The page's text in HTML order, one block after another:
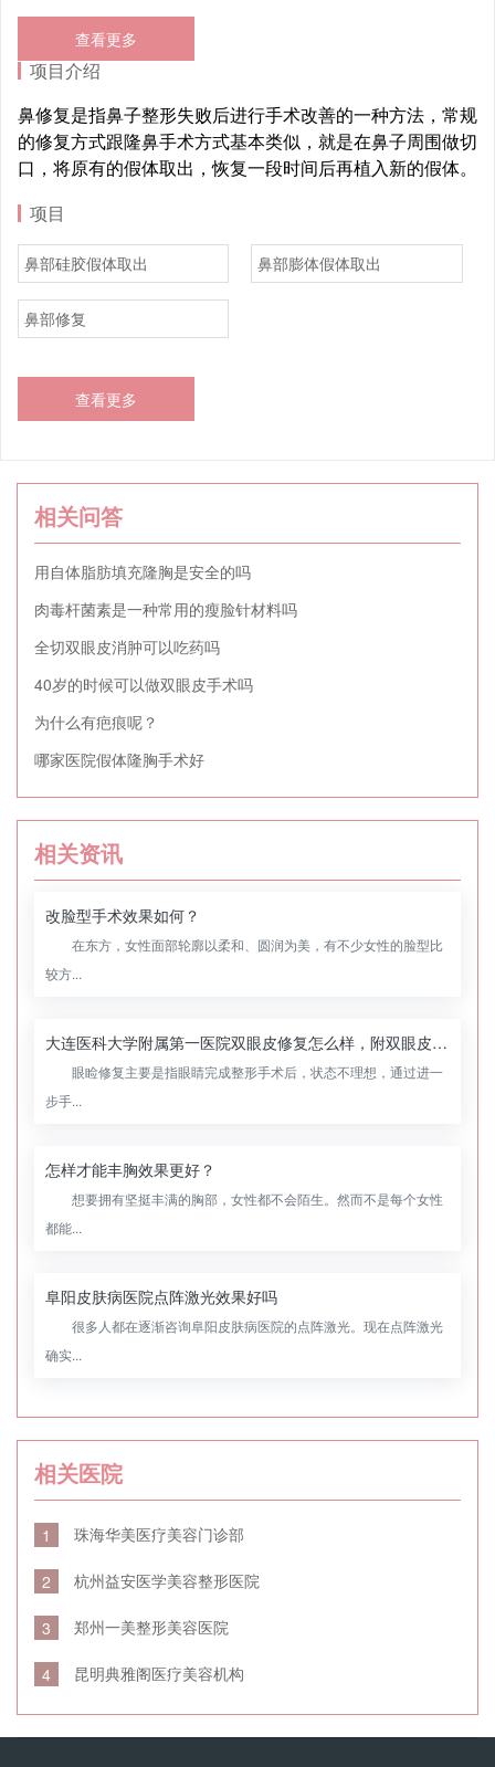
查看更多
项目介绍
鼻修复是指鼻子整形失败后进行手术改善的一种方法，常规
的修复方式跟隆鼻手术方式基本类似，就是在鼻子周围做切
口，将原有的假体取出，恢复一段时间后再植入新的假体。
项目
鼻部硅胶假体取出 鼻部膨体假体取出
鼻部修复
查看更多
相关问答
用自体脂肪填充隆胸是安全的吗
肉毒杆菌素是一种常用的瘦脸针材料吗
全切双眼皮消肿可以吃药吗
40岁的时候可以做双眼皮手术吗
为什么有疤痕呢？
哪家医院假体隆胸手术好
相关资讯
改脸型手术效果如何？
在东方，女性面部轮廓以柔和、圆润为美，有不少女性的脸型比
较方...
大连医科大学附属第一医院双眼皮修复怎么样，附双眼皮修复案例
眼睑修复主要是指眼睛完成整形手术后，状态不理想，通过进一
步手...
怎样才能丰胸效果更好？
想要拥有坚挺丰满的胸部，女性都不会陌生。然而不是每个女性
都能...
阜阳皮肤病医院点阵激光效果好吗
很多人都在逐渐咨询阜阳皮肤病医院的点阵激光。现在点阵激光
确实...
相关医院
1 珠海华美医疗美容门诊部
2 杭州益安医学美容整形医院
3 郑州一美整形美容医院
4 昆明典雅阁医疗美容机构